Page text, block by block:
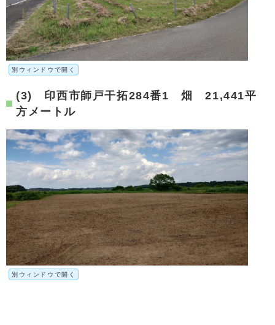
別ウィンドウで開く
(3) 印西市師戸干拓284番1 畑 21,441平
方メートル
別ウィンドウで開く